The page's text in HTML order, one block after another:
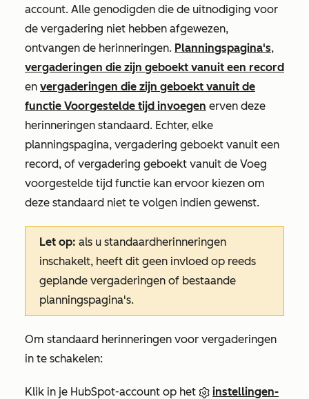
account. Alle genodigden die de uitnodiging voor
de vergadering niet hebben afgewezen,
ontvangen de herinneringen. Planningspagina's,
vergaderingen die zijn geboekt vanuit een record
en vergaderingen die zijn geboekt vanuit de
functie Voorgestelde tijd invoegen erven deze
herinneringen standaard. Echter, elke
planningspagina, vergadering geboekt vanuit een
record, of vergadering geboekt vanuit de Voeg
voorgestelde tijd functie kan ervoor kiezen om
deze standaard niet te volgen indien gewenst.
Let op: als u standaardherinneringen
inschakelt, heeft dit geen invloed op reeds
geplande vergaderingen of bestaande
planningspagina's.
Om standaard herinneringen voor vergaderingen
in te schakelen:
Klik in je HubSpot-account op het
instellingen-